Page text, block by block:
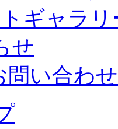
ギャラリ
せ
問い合わせ